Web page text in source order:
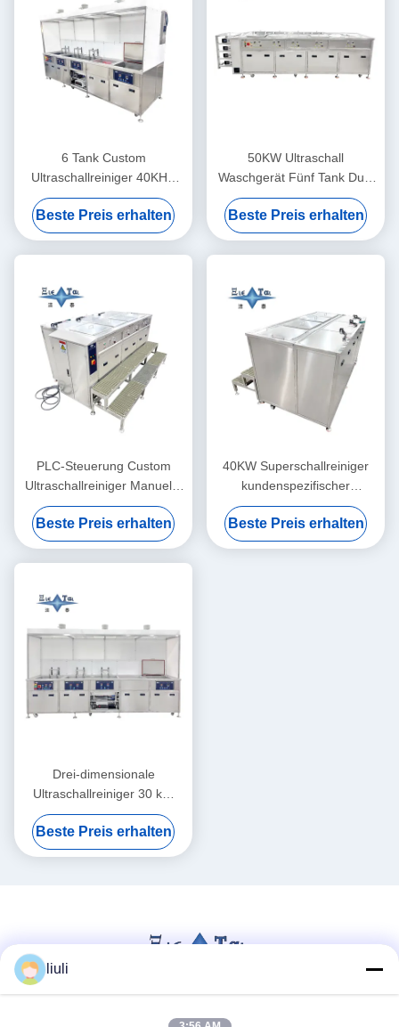
6 Tank Custom
Ultraschallreiniger 40KHZ
Ultraschall Waschmaschine
30KW
Beste Preis erhalten
50KW Ultraschall
Waschgerät Fünf Tank Dual
Frequency
Ultraschallreiniger individuell
Beste Preis erhalten
PLC-Steuerung Custom
Ultraschallreiniger Manuelle
Überschallreiniger 40KW
Beste Preis erhalten
40KW Superschallreiniger
kundenspezifischer
manueller Ultraschallreiniger
Beste Preis erhalten
Drei-dimensionale
Ultraschallreiniger 30 kW
Ultraschallreiniger
Waschmaschine 40 KHz
Beste Preis erhalten
liuli